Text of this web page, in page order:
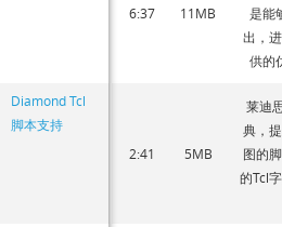
6:37
11MB
是能
出，
供的
Diamond Tcl
脚本支持
2:41
5MB
莱迪
典，
图的
的Tcl